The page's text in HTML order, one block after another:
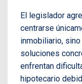
El legislador
centrarse
inmobiliario,
soluciones
enfrentan
hipotecario